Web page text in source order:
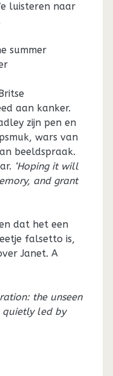
luisteren naar
summer
aan kanker.
zijn pen en
wars van
beeldspraak.
‘Hoping it will
and grant
dat het een
falsetto is,
Janet. A
the unseen
quietly led by